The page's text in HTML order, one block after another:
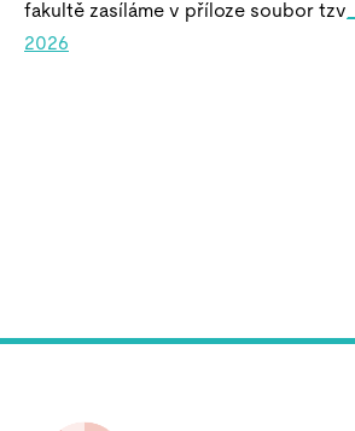
fakultě zasíláme v příloze soubor tzv
2026